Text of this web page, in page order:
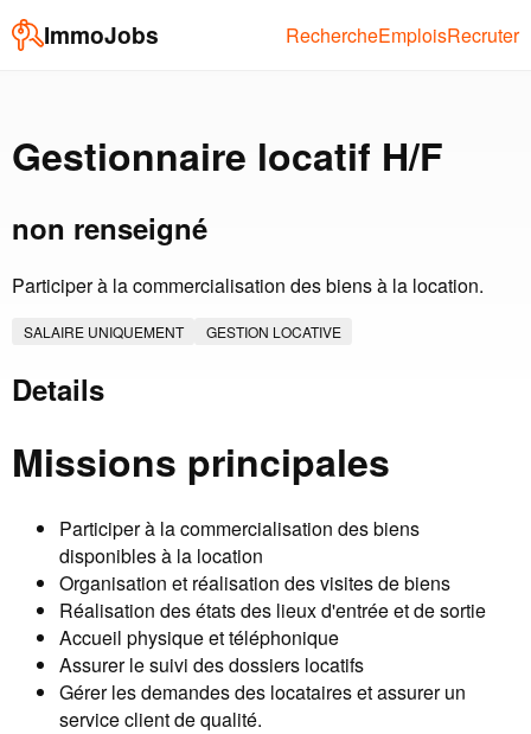
ImmoJobs RechercheEmploisRecruter
Gestionnaire locatif H/F
non renseigné
Participer à la commercialisation des biens à la location.
SALAIRE UNIQUEMENT GESTION LOCATIVE
Details
Missions principales
Participer à la commercialisation des biens
disponibles à la location
Organisation et réalisation des visites de biens
Réalisation des états des lieux d'entrée et de sortie
Accueil physique et téléphonique
Assurer le suivi des dossiers locatifs
Gérer les demandes des locataires et assurer un
service client de qualité.